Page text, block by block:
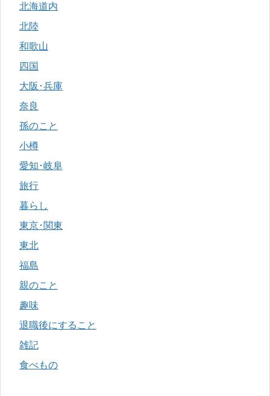
北海道内
北陸
和歌山
四国
大阪･兵庫
奈良
孫のこと
小樽
愛知･岐阜
旅行
暮らし
東京･関東
東北
福島
親のこと
趣味
退職後にすること
雑記
食べもの